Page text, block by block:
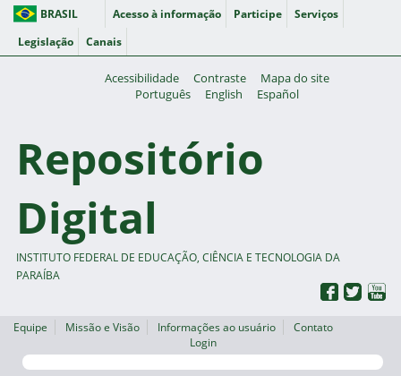
BRASIL Acesso à informação Participe
Serviços
Legislação
Canais
Acessibilidade Contraste
Mapa do site
Português
English Español
Repositório
Digital
INSTITUTO FEDERAL DE EDUCAÇÃO, CIÊNCIA E TECNOLOGIA DA
PARAÍBA
Equipe Missão e Visão Informações ao usuário
Contato
Login